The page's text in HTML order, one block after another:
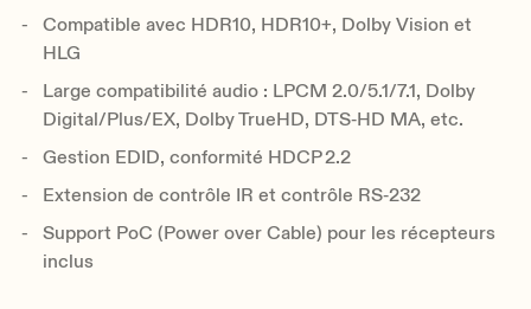
Compatible avec HDR10, HDR10+, Dolby Vision et
HLG
Large compatibilité audio : LPCM 2.0/5.1/7.1, Dolby
Digital/Plus/EX, Dolby TrueHD, DTS‑HD MA, etc.
Gestion EDID, conformité HDCP 2.2
Extension de contrôle IR et contrôle RS‑232
Support PoC (Power over Cable) pour les récepteurs
inclus